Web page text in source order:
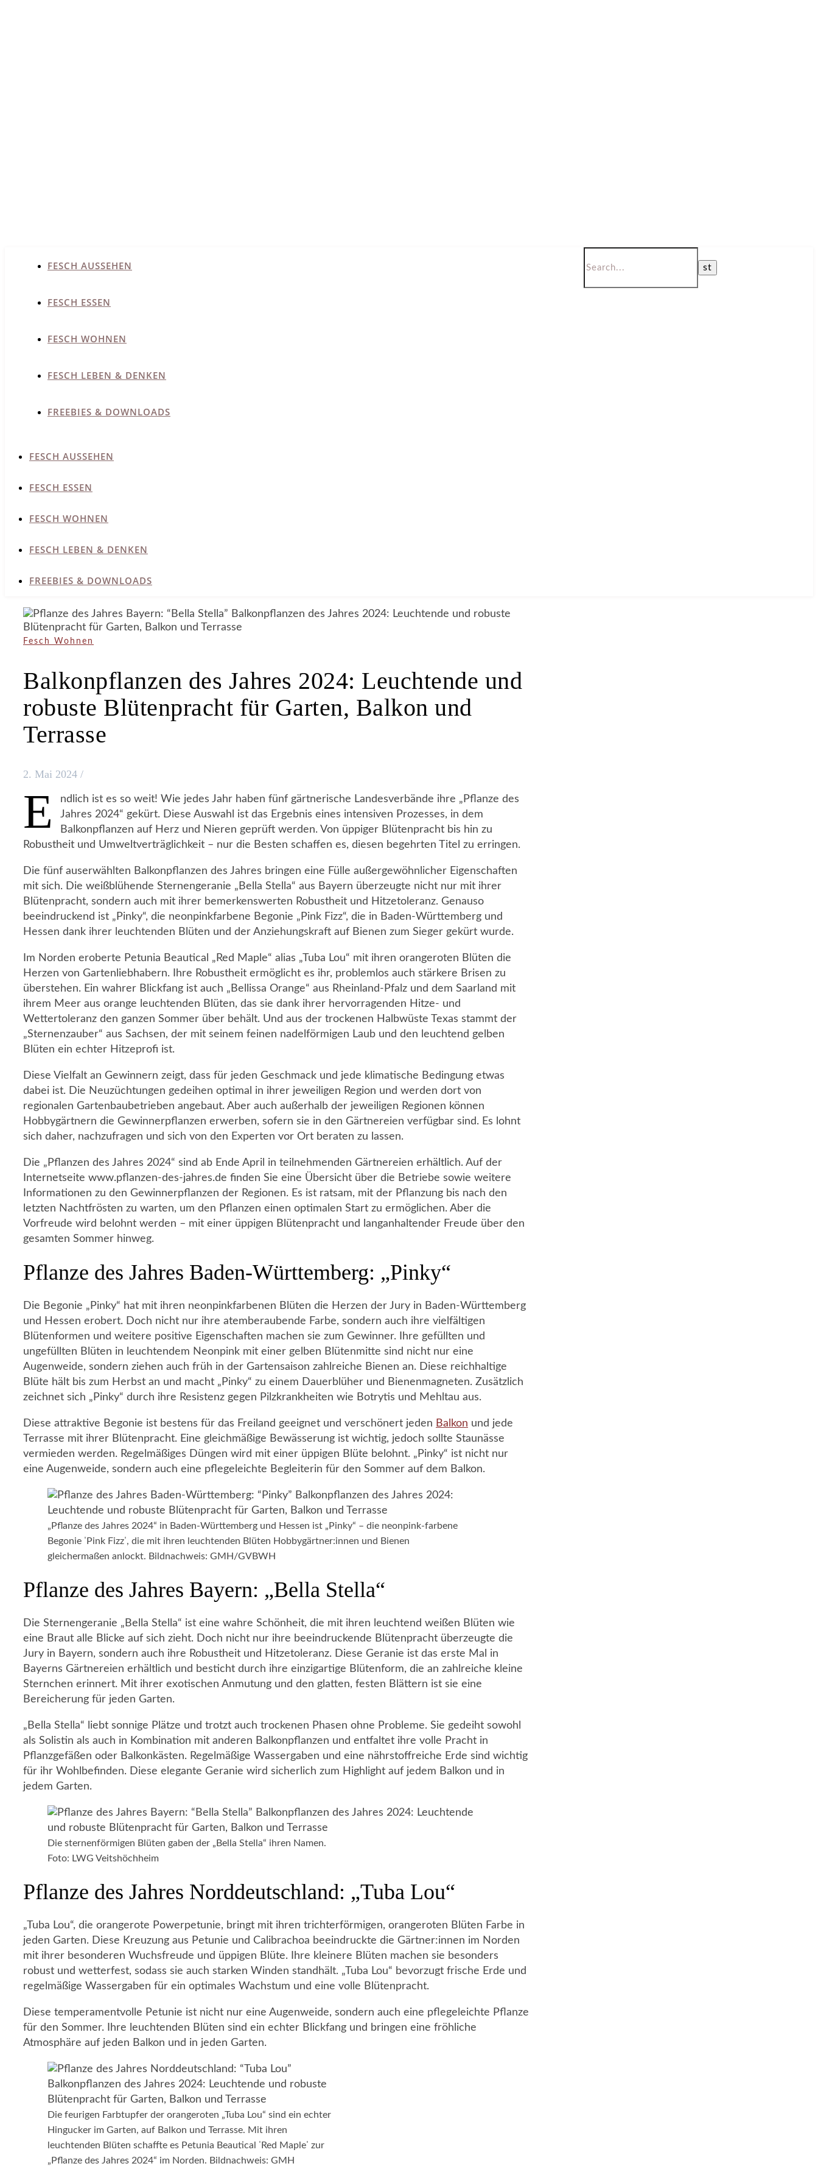
FESCH AUSSEHEN
FESCH ESSEN
FESCH WOHNEN
FESCH LEBEN & DENKEN
FREEBIES & DOWNLOADS
FESCH AUSSEHEN
FESCH ESSEN
FESCH WOHNEN
FESCH LEBEN & DENKEN
FREEBIES & DOWNLOADS
Fesch Wohnen
Balkonpflanzen des Jahres 2024: Leuchtende und
robuste Blütenpracht für Garten, Balkon und
Terrasse
2. Mai 2024 /
E
ndlich ist es so weit! Wie jedes Jahr haben fünf gärtnerische Landesverbände ihre „Pflanze des
Jahres 2024“ gekürt. Diese Auswahl ist das Ergebnis eines intensiven Prozesses, in dem
Balkonpflanzen auf Herz und Nieren geprüft werden. Von üppiger Blütenpracht bis hin zu
Robustheit und Umweltverträglichkeit – nur die Besten schaffen es, diesen begehrten Titel zu erringen.
Die fünf auserwählten Balkonpflanzen des Jahres bringen eine Fülle außergewöhnlicher Eigenschaften
mit sich. Die weißblühende Sternengeranie „Bella Stella“ aus Bayern überzeugte nicht nur mit ihrer
Blütenpracht, sondern auch mit ihrer bemerkenswerten Robustheit und Hitzetoleranz. Genauso
beeindruckend ist „Pinky“, die neonpinkfarbene Begonie „Pink Fizz“, die in Baden-Württemberg und
Hessen dank ihrer leuchtenden Blüten und der Anziehungskraft auf Bienen zum Sieger gekürt wurde.
Im Norden eroberte Petunia Beautical „Red Maple“ alias „Tuba Lou“ mit ihren orangeroten Blüten die
Herzen von Gartenliebhabern. Ihre Robustheit ermöglicht es ihr, problemlos auch stärkere Brisen zu
überstehen. Ein wahrer Blickfang ist auch „Bellissa Orange“ aus Rheinland-Pfalz und dem Saarland mit
ihrem Meer aus orange leuchtenden Blüten, das sie dank ihrer hervorragenden Hitze- und
Wettertoleranz den ganzen Sommer über behält. Und aus der trockenen Halbwüste Texas stammt der
„Sternenzauber“ aus Sachsen, der mit seinem feinen nadelförmigen Laub und den leuchtend gelben
Blüten ein echter Hitzeprofi ist.
Diese Vielfalt an Gewinnern zeigt, dass für jeden Geschmack und jede klimatische Bedingung etwas
dabei ist. Die Neuzüchtungen gedeihen optimal in ihrer jeweiligen Region und werden dort von
regionalen Gartenbaubetrieben angebaut. Aber auch außerhalb der jeweiligen Regionen können
Hobbygärtnern die Gewinnerpflanzen erwerben, sofern sie in den Gärtnereien verfügbar sind. Es lohnt
sich daher, nachzufragen und sich von den Experten vor Ort beraten zu lassen.
Die „Pflanzen des Jahres 2024“ sind ab Ende April in teilnehmenden Gärtnereien erhältlich. Auf der
Internetseite www.pflanzen-des-jahres.de finden Sie eine Übersicht über die Betriebe sowie weitere
Informationen zu den Gewinnerpflanzen der Regionen. Es ist ratsam, mit der Pflanzung bis nach den
letzten Nachtfrösten zu warten, um den Pflanzen einen optimalen Start zu ermöglichen. Aber die
Vorfreude wird belohnt werden – mit einer üppigen Blütenpracht und langanhaltender Freude über den
gesamten Sommer hinweg.
Pflanze des Jahres Baden-Württemberg: „Pinky“
Die Begonie „Pinky“ hat mit ihren neonpinkfarbenen Blüten die Herzen der Jury in Baden-Württemberg
und Hessen erobert. Doch nicht nur ihre atemberaubende Farbe, sondern auch ihre vielfältigen
Blütenformen und weitere positive Eigenschaften machen sie zum Gewinner. Ihre gefüllten und
ungefüllten Blüten in leuchtendem Neonpink mit einer gelben Blütenmitte sind nicht nur eine
Augenweide, sondern ziehen auch früh in der Gartensaison zahlreiche Bienen an. Diese reichhaltige
Blüte hält bis zum Herbst an und macht „Pinky“ zu einem Dauerblüher und Bienenmagneten. Zusätzlich
zeichnet sich „Pinky“ durch ihre Resistenz gegen Pilzkrankheiten wie Botrytis und Mehltau aus.
Diese attraktive Begonie ist bestens für das Freiland geeignet und verschönert jeden Balkon und jede
Terrasse mit ihrer Blütenpracht. Eine gleichmäßige Bewässerung ist wichtig, jedoch sollte Staunässe
vermieden werden. Regelmäßiges Düngen wird mit einer üppigen Blüte belohnt. „Pinky“ ist nicht nur
eine Augenweide, sondern auch eine pflegeleichte Begleiterin für den Sommer auf dem Balkon.
„Pflanze des Jahres 2024“ in Baden-Württemberg und Hessen ist „Pinky“ – die neonpink-farbene
Begonie ˈPink Fizzˈ, die mit ihren leuchtenden Blüten Hobbygärtner:innen und Bienen
gleichermaßen anlockt. Bildnachweis: GMH/GVBWH
Pflanze des Jahres Bayern: „Bella Stella“
Die Sternengeranie „Bella Stella“ ist eine wahre Schönheit, die mit ihren leuchtend weißen Blüten wie
eine Braut alle Blicke auf sich zieht. Doch nicht nur ihre beeindruckende Blütenpracht überzeugte die
Jury in Bayern, sondern auch ihre Robustheit und Hitzetoleranz. Diese Geranie ist das erste Mal in
Bayerns Gärtnereien erhältlich und besticht durch ihre einzigartige Blütenform, die an zahlreiche kleine
Sternchen erinnert. Mit ihrer exotischen Anmutung und den glatten, festen Blättern ist sie eine
Bereicherung für jeden Garten.
„Bella Stella“ liebt sonnige Plätze und trotzt auch trockenen Phasen ohne Probleme. Sie gedeiht sowohl
als Solistin als auch in Kombination mit anderen Balkonpflanzen und entfaltet ihre volle Pracht in
Pflanzgefäßen oder Balkonkästen. Regelmäßige Wassergaben und eine nährstoffreiche Erde sind wichtig
für ihr Wohlbefinden. Diese elegante Geranie wird sicherlich zum Highlight auf jedem Balkon und in
jedem Garten.
Die sternenförmigen Blüten gaben der „Bella Stella“ ihren Namen.
Foto: LWG Veitshöchheim
Pflanze des Jahres Norddeutschland: „Tuba Lou“
„Tuba Lou“, die orangerote Powerpetunie, bringt mit ihren trichterförmigen, orangeroten Blüten Farbe in
jeden Garten. Diese Kreuzung aus Petunie und Calibrachoa beeindruckte die Gärtner:innen im Norden
mit ihrer besonderen Wuchsfreude und üppigen Blüte. Ihre kleinere Blüten machen sie besonders
robust und wetterfest, sodass sie auch starken Winden standhält. „Tuba Lou“ bevorzugt frische Erde und
regelmäßige Wassergaben für ein optimales Wachstum und eine volle Blütenpracht.
Diese temperamentvolle Petunie ist nicht nur eine Augenweide, sondern auch eine pflegeleichte Pflanze
für den Sommer. Ihre leuchtenden Blüten sind ein echter Blickfang und bringen eine fröhliche
Atmosphäre auf jeden Balkon und in jeden Garten.
Die feurigen Farbtupfer der orangeroten „Tuba Lou“ sind ein echter
Hingucker im Garten, auf Balkon und Terrasse. Mit ihren
leuchtenden Blüten schaffte es Petunia Beautical ˈRed Mapleˈ zur
„Pflanze des Jahres 2024“ im Norden. Bildnachweis: GMH